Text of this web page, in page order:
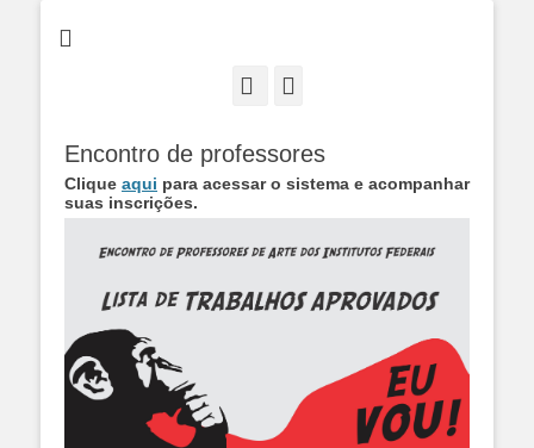
Câmpus Itumbiara
Facebook
Encontro de professores
Clique aqui para acessar o sistema e acompanhar
suas inscrições.